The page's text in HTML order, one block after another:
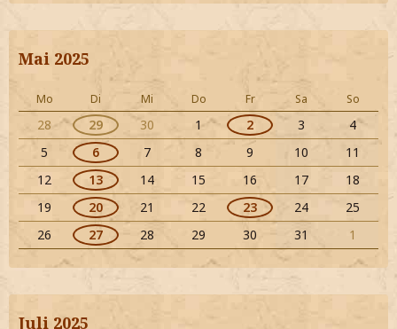
Mai 2025
Mo Di Mi Do Fr Sa So
28 29 30 1 2 3
4
5
6 7 8 9 10
11
12
13 14 15 16 17
18
19
20 21 22 23 24
25
26
27 28 29 30 31 1
Juli 2025